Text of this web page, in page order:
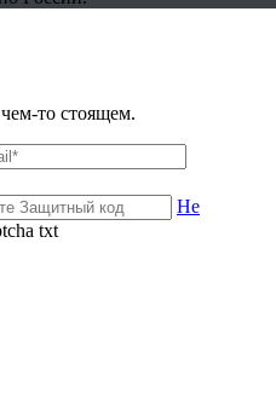
то стоящем.
Не